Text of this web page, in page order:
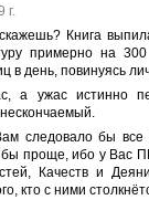
г.
Книга
примерно на
в день, повинуясь
а ужас истинно
следовало бы все
проще, ибо у Вас
Качеств и
кто с ними